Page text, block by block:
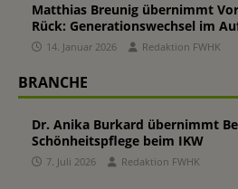
Matthias Breunig übernimmt
Rück: Generationswechsel im
14. Januar 2026 Redaktion FWHK
BRANCHE
Dr. Anika Burkard übernimmt
Schönheitspflege beim IKW
7. Juli 2026 Redaktion FWHK